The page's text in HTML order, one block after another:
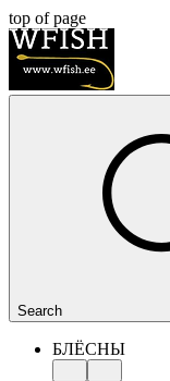
top of page
Search
БЛЁСНЫ